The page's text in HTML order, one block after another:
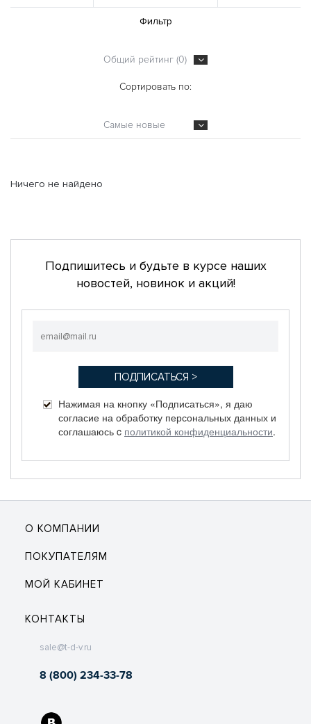
Фильтр
Общий рейтинг (0)
Сортировать по:
Самые новые
Ничего не найдено
Подпишитесь и будьте в курсе наших
новостей, новинок и акций!
Нажимая на кнопку «Подписаться», я даю
согласие на обработку персональных данных и
соглашаюсь c политикой конфиденциальности.
О КОМПАНИИ
ПОКУПАТЕЛЯМ
МОЙ КАБИНЕТ
КОНТАКТЫ
sale@t-d-v.ru
8 (800) 234-33-78